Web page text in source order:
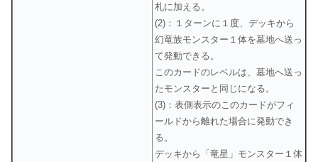
札に加える。
(2)：１ターンに１度、デッキから
幻竜族モンスター１体を墓地へ送っ
て発動できる。
このカードのレベルは、墓地へ送っ
たモンスターと同じになる。
(3)：表側表示のこのカードがフィ
ールドから離れた場合に発動でき
る。
デッキから「竜星」モンスター１体